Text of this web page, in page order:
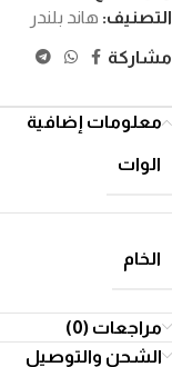
التصنيف: هاند بلندر
مشاركة
معلومات إضافية
الوات
الخام
مراجعات (0)
الشحن والتوصيل